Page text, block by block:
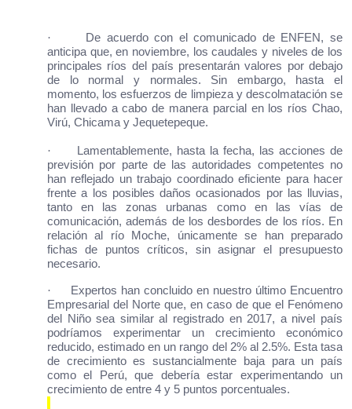
·
De acuerdo con el comunicado de ENFEN, se
anticipa que, en noviembre, los caudales y niveles de los
principales ríos del país presentarán valores por debajo
de lo normal y normales. Sin embargo, hasta el
momento, los esfuerzos de limpieza y descolmatación se
han llevado a cabo de manera parcial en los ríos Chao,
Virú, Chicama y Jequetepeque.
·
Lamentablemente, hasta la fecha, las acciones de
previsión por parte de las autoridades competentes no
han reflejado un trabajo coordinado eficiente para hacer
frente a los posibles daños ocasionados por las lluvias,
tanto en las zonas urbanas como en las vías de
comunicación, además de los desbordes de los ríos. En
relación al río Moche, únicamente se han preparado
fichas de puntos críticos, sin asignar el presupuesto
necesario.
·
Expertos han concluido en nuestro último Encuentro
Empresarial del Norte que, en caso de que el Fenómeno
del Niño sea similar al registrado en 2017, a nivel país
podríamos experimentar un crecimiento económico
reducido, estimado en un rango del 2% al 2.5%. Esta tasa
de crecimiento es sustancialmente baja para un país
como el Perú, que debería estar experimentando un
crecimiento de entre 4 y 5 puntos porcentuales.